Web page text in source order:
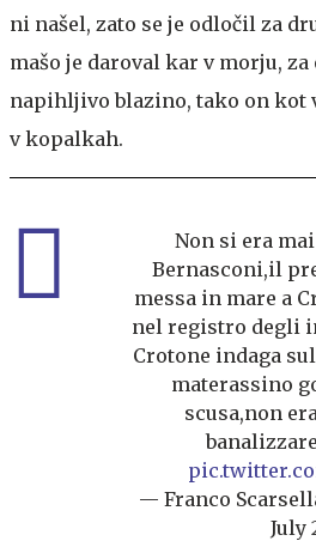
ni našel, zato se je odločil za
mašo je daroval kar v morju,
napihljivo blazino, tako on kot
v kopalkah.
Non si era
Bernasconi,il
messa in mare a
nel registro degli
Crotone indaga
materassino
scusa,non
— Franco
July